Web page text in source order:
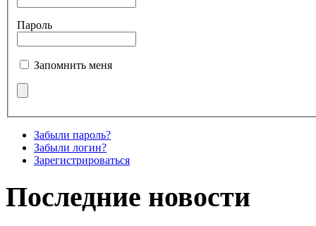
Пароль
Запомнить меня
Забыли пароль?
Забыли логин?
Зарегистрироваться
Последние новости